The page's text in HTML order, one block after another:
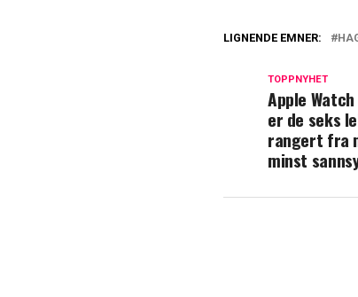
LIGNENDE EMNER:
TOPPNYHET
Apple
er de seks
rangert fra
minst